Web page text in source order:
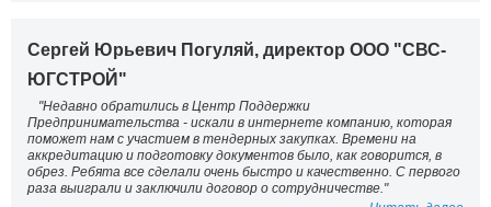
Сергей Юрьевич Погуляй, директор ООО "СВС-
ЮГСТРОЙ"
"Недавно обратились в Центр Поддержки
Предпринимательства - искали в интернете компанию, которая
поможет нам с участием в тендерных закупках. Времени на
аккредитацию и подготовку документов было, как говорится, в
обрез. Ребята все сделали очень быстро и качественно. С первого
раза выиграли и заключили договор о сотрудничестве."